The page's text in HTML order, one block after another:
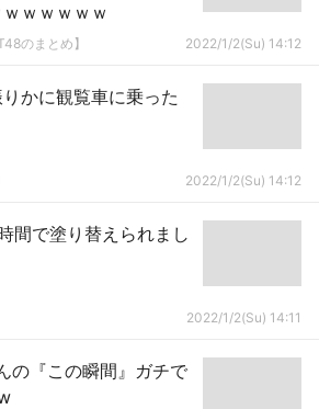
ｗｗｗｗｗ
のまとめ】 2022/1/2(Su) 14:12
かに観覧車に乗った
2022/1/2(Su) 14:12
間で塗り替えられまし
2022/1/2(Su) 14:11
の『この瞬間』ガチで